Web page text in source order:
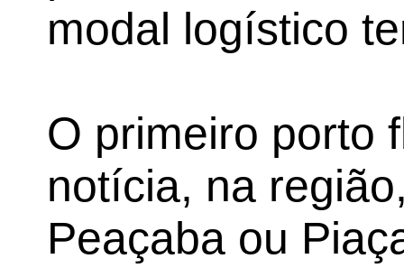
modal logístico
O primeiro porto
notícia, na
Peaçaba ou